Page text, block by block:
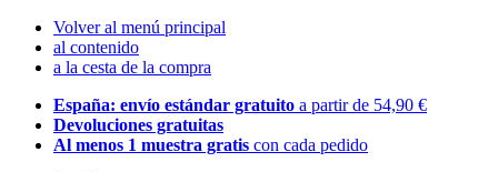
Volver al menú principal
al contenido
a la cesta de la compra
España: envío estándar gratuito a partir de 54,90 €
Devoluciones gratuitas
Al menos 1 muestra gratis con cada pedido